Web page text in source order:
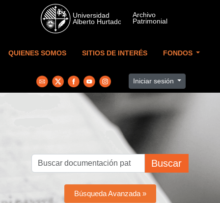
Skip to main content
QUIENES SOMOS SITIOS DE INTERÉS FONDOS
Iniciar sesión
Buscar
Búsqueda Avanzada »